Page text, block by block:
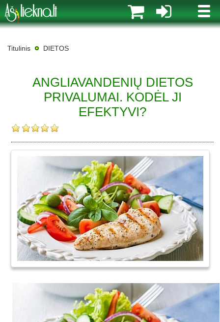
MENIU
Titulinis DIETOS
ANGLIAVANDENIŲ DIETOS
PRIVALUMAI. KODĖL JI
EFEKTYVI?